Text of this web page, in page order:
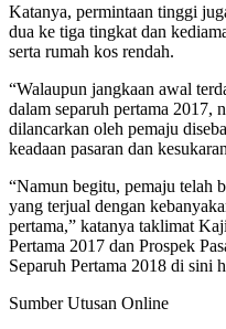
Katanya, permintaan tinggi
dua ke tiga tingkat dan
serta rumah kos rendah.
“Walaupun jangkaan awal
dalam separuh pertama 2017,
dilancarkan oleh pemaju
keadaan pasaran dan
“Namun begitu, pemaju telah
yang terjual dengan
pertama,” katanya taklimat
Pertama 2017 dan Prospek
Separuh Pertama 2018 di sini
Sumber Utusan Online